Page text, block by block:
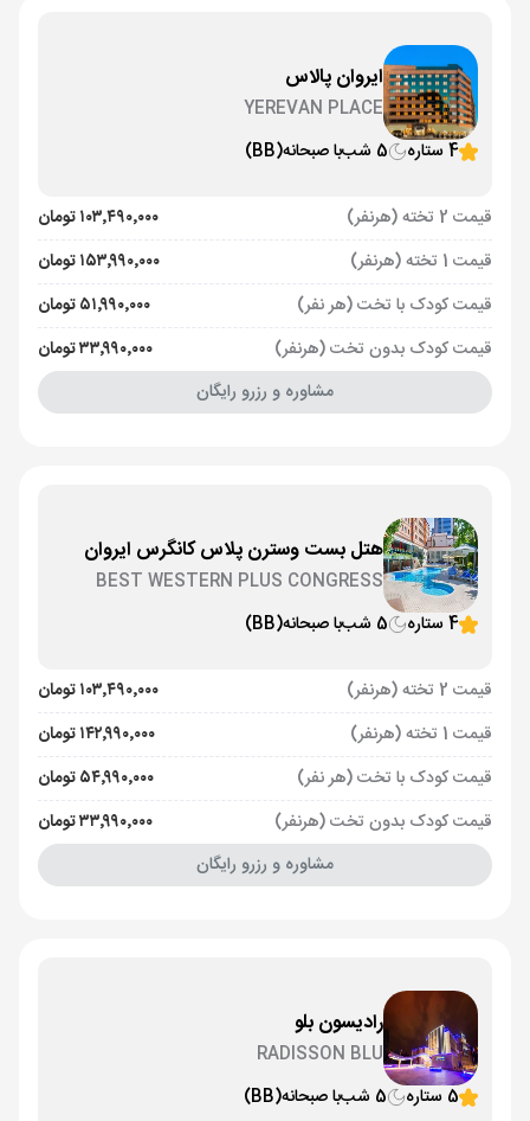
ایروان پالاس
YEREVAN PLACE
4 ستاره
5 شب با صبحانه(BB)
قیمت 2 تخته (هرنفر)
۱۰۳٬۴۹۰٬۰۰۰ تومان
قیمت 1 تخته (هرنفر)
۱۵۳٬۹۹۰٬۰۰۰ تومان
قیمت کودک با تخت (هر نفر)
۵۱٬۹۹۰٬۰۰۰ تومان
قیمت کودک بدون تخت (هرنفر)
۳۳٬۹۹۰٬۰۰۰ تومان
مشاوره و رزرو رایگان
هتل بست وسترن پلاس کانگرس ایروان
BEST WESTERN PLUS CONGRESS
4 ستاره
5 شب با صبحانه(BB)
قیمت 2 تخته (هرنفر)
۱۰۳٬۴۹۰٬۰۰۰ تومان
قیمت 1 تخته (هرنفر)
۱۴۲٬۹۹۰٬۰۰۰ تومان
قیمت کودک با تخت (هر نفر)
۵۴٬۹۹۰٬۰۰۰ تومان
قیمت کودک بدون تخت (هرنفر)
۳۳٬۹۹۰٬۰۰۰ تومان
مشاوره و رزرو رایگان
رادیسون بلو
RADISSON BLU
5 ستاره
5 شب با صبحانه(BB)